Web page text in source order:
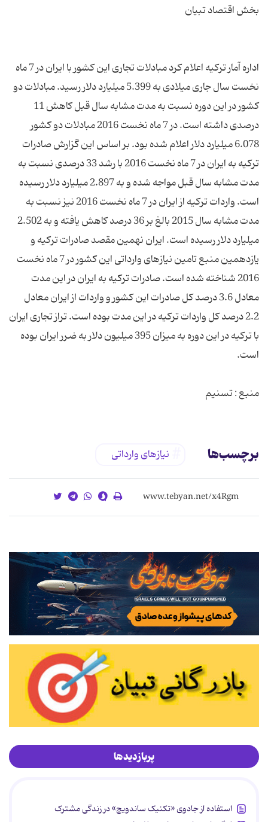
اداره آمار ترکیه اعلام کرد مبادلات تجاری این کشور با ایران در 7 ماه
نخست سال جاری میلادی به 5.399 میلیارد دلار رسید. مبادلات دو
کشور در این دوره نسبت به مدت مشابه سال قبل کاهش 11
درصدی داشته است. در 7 ماه نخست 2016 مبادلات دو کشور
6.078 میلیارد دلار اعلام شده بود. بر اساس این گزارش صادرات
ترکیه به ایران در 7 ماه نخست 2016 با رشد 33 درصدی نسبت به
مدت مشابه سال قبل مواجه شده و به 2.897 میلیارد دلار رسیده
است. واردات ترکیه از ایران در 7 ماه نخست 2016 نیز نسبت به
مدت مشابه سال 2015 بالغ بر 36 درصد کاهش یافته و به 2.502
میلیارد دلار رسیده است. ایران نهمین مقصد صادرات ترکیه و
یازدهمین منبع تامین نیازهای وارداتی این کشور در 7 ماه نخست
2016 شناخته شده است. صادرات ترکیه به ایران در این مدت
معادل 3.6 درصد کل صادرات این کشور و واردات از ایران معادل
2.2 درصد کل واردات ترکیه در این مدت بوده است. تراز تجاری ایران
با ترکیه در این دوره به میزان 395 میلیون دلار به ضرر ایران بوده
منبع : تسنیم
برچسب‌ها نیازهای وارداتی
پربازدیدها
استفاده از جادوی «تکنیک ساندویچ» در زندگی مشترک